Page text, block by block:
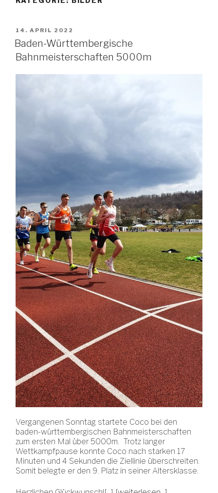
VERÖFFENTLICHT
AM
14. APRIL 2022
Baden-Württembergische
Bahnmeisterschaften 5000m
Vergangenen Sonntag startete Coco bei den
baden-württembergischen Bahnmeisterschaften
zum ersten Mal über 5000m. Trotz langer
Wettkampfpause konnte Coco nach starken 17
Minuten und 4 Sekunden die Ziellinie überschreiten.
Somit belegte er den 9. Platz in seiner Altersklasse.